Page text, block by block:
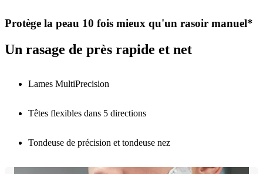
Protège la peau 10 fois mieux qu'un rasoir manuel*
Un rasage de près rapide et net
Lames MultiPrecision
Têtes flexibles dans 5 directions
Tondeuse de précision et tondeuse nez